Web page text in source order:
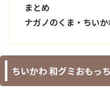
まとめ
ナガノのくま・ちい
ちいかわ 和グミおもっ